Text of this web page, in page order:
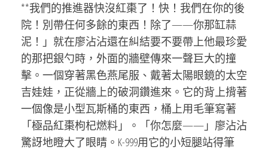
**我們的推進器快沒紅棗了！快！我們在你的後
院！別帶任何多餘的東西！除了——你那缸蒜
泥！」就在廖沾沾還在糾結要不要帶上他最珍愛
的那把銀勺時，外面的牆壁傳來一聲巨大的撞
擊。一個穿著黑色燕尾服、戴著太陽眼鏡的太空
吉娃娃，正從牆上的破洞鑽進來。它的背上揹著
一個像是小型瓦斯桶的東西，桶上用毛筆寫著
「極品紅棗枸杞燃料」。「你怎麼——」廖沾沾
驚訝地瞪大了眼睛。K-999用它的小短腿站得筆